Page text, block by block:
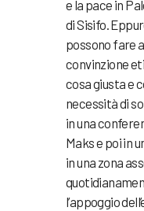
e la pace in
di Sisifo.
possono fare
convinzione
cosa giusta e
necessità di
in una
Maks e poi in
in una zona
l’appoggio